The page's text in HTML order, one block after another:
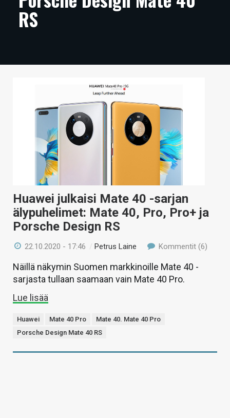
ARTIKKELIT
VAIHDA TEEMA
HAKU
RS
Huawei julkaisi Mate 40 -sarjan
älypuhelimet: Mate 40, Pro, Pro+ ja
Porsche Design RS
22.10.2020 - 17:46 /Petrus Laine Kommentit (6)
Näillä näkymin Suomen markkinoille Mate 40 -
sarjasta tullaan saamaan vain Mate 40 Pro.
Lue lisää
Huawei Mate 40 Pro
Mate 40. Mate 40 Pro
Porsche Design Mate 40 RS